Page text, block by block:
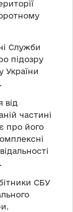
Служби
підозру
України
від
частині
про його
СБУ